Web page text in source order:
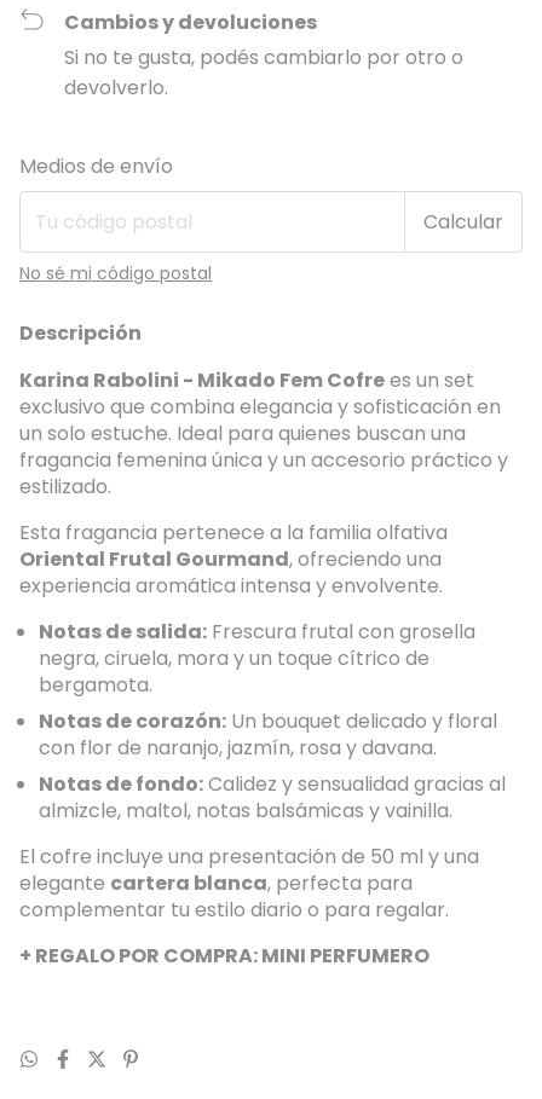
Cambios y devoluciones
Si no te gusta, podés cambiarlo por otro o
devolverlo.
Entregas para el CP:
Medios de envío
Calcular
No sé mi código postal
Descripción
Karina Rabolini - Mikado Fem Cofrees un set
exclusivo que combina elegancia y sofisticación en
un solo estuche. Ideal para quienes buscan una
fragancia femenina única y un accesorio práctico y
estilizado.
Esta fragancia pertenece a la familia olfativa
Oriental Frutal Gourmand, ofreciendo una
experiencia aromática intensa y envolvente.
Notas de salida: Frescura frutal con grosella
negra, ciruela, mora y un toque cítrico de
bergamota.
Notas de corazón: Un bouquet delicado y floral
con flor de naranjo, jazmín, rosa y davana.
Notas de fondo:Calidez y sensualidad gracias al
almizcle, maltol, notas balsámicas y vainilla.
El cofre incluye una presentación de 50 ml y una
elegante cartera blanca, perfecta para
complementar tu estilo diario o para regalar.
+ REGALO POR COMPRA: MINI PERFUMERO